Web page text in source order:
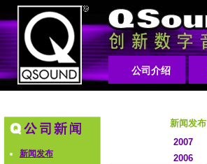
公司介绍
新闻发布
新闻发布
2007
2006